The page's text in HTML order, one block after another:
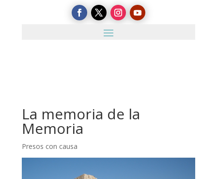
La memoria de la
Memoria
Presos con causa